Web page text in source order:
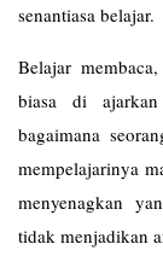
senantiasa belajar.
Belajar
biasa di ajarkan
bagaimana
mempelajarinya
menyenagkan
tidak menjadikan